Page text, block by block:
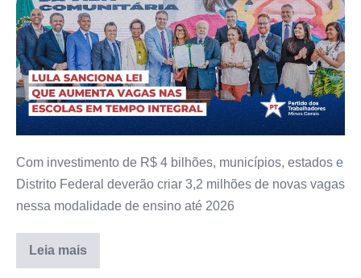
Com investimento de R$ 4 bilhões, municípios, estados e
Distrito Federal deverão criar 3,2 milhões de novas vagas
nessa modalidade de ensino até 2026
Leia mais